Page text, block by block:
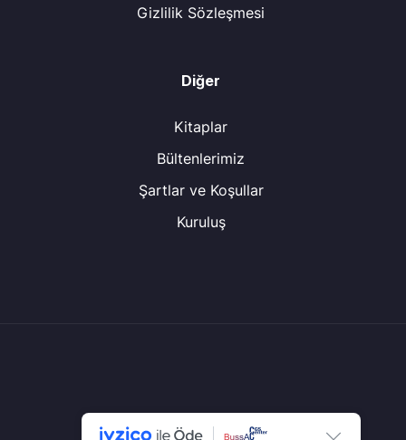
Gizlilik Sözleşmesi
Diğer
Kitaplar
Bültenlerimiz
Şartlar ve Koşullar
Kuruluş
© Tüm Hakları Saklıdır. CGS Center